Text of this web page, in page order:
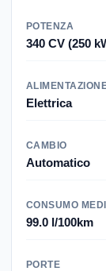
POTENZA
340 CV (250
Elettrica
CAMBIO
Automatico
CONSUMO
99.0 l/100km
PORTE